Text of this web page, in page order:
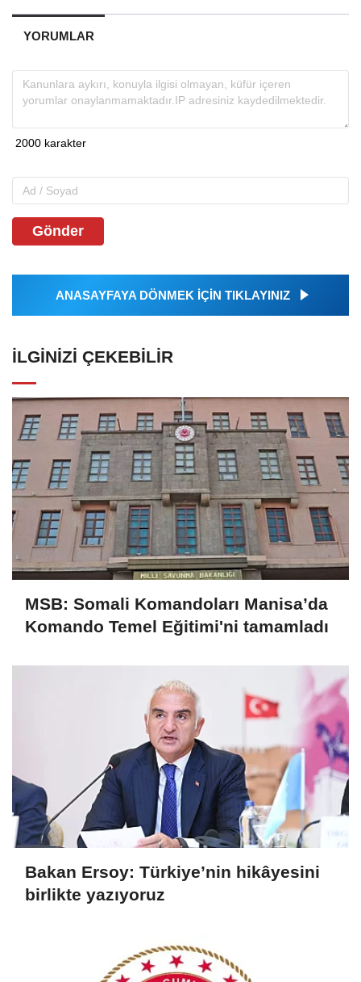
YORUMLAR
Gönder
ANASAYFAYA DÖNMEK İÇİN TIKLAYINIZ
İLGINIZI ÇEKEBILIR
MSB: Somali Komandoları Manisa’da
Komando Temel Eğitimi'ni tamamladı
Bakan Ersoy: Türkiye’nin hikâyesini
birlikte yazıyoruz